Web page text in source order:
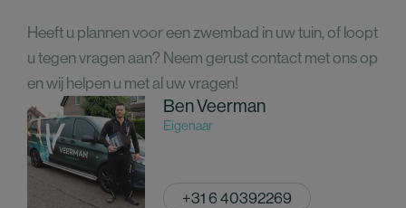
Heeft u plannen voor een zwembad in uw tuin, of loopt
u tegen vragen aan? Neem gerust contact met ons op
en wij helpen u met al uw vragen!
Ben Veerman
Eigenaar
+31 6 40392269